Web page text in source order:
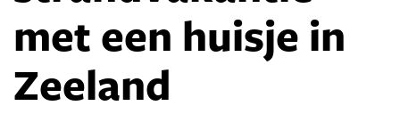
met een huisje in
Zeeland